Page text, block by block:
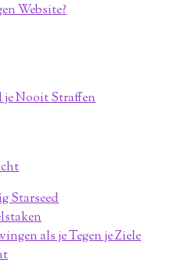
Website?
je Nooit Straffen
Starseed
als je Tegen je Ziele